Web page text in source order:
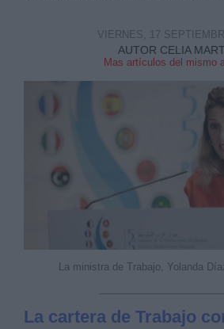
AUTOR CELIA
Mas artículos del mismo
VIERNES, 17
La ministra de Trabajo, Yolanda
La cartera de Trabajo